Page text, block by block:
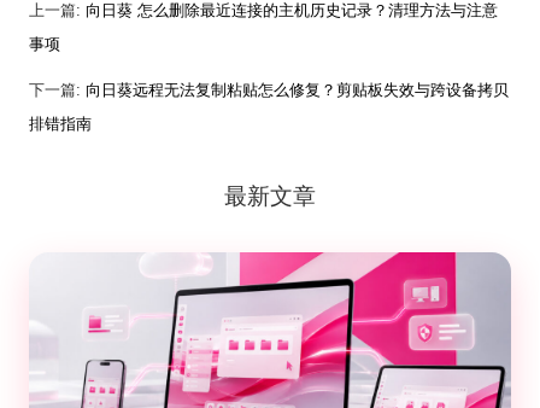
上一篇: 向日葵 怎么删除最近连接的主机历史记录？清理方法与注意
事项
下一篇: 向日葵远程无法复制粘贴怎么修复？剪贴板失效与跨设备拷贝
排错指南
最新文章